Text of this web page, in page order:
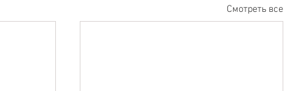
Смотреть все